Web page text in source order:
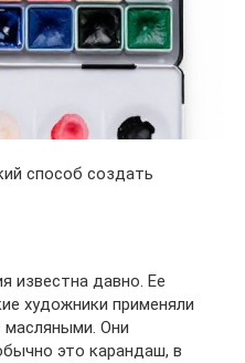
способ создать
известна давно. Ее
художники применяли
масляными. Они
это карандаш, в